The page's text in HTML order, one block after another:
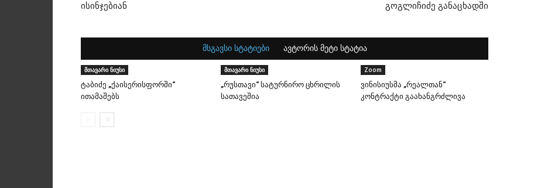
ისინჯებიან
გოგლიჩიძე განაცხადში
მსგავსი სტატიები ავტორის მეტი სტატია
მთავარი ნიუსი
ტაბიძე „ქაისერისფორში“
ითამაშებს
მთავარი ნიუსი
„რუსთავი“ სატურნირო ცხრილის
სათავეშია
Zoom
ვინისიუსმა „რეალთან“
კონტრაქტი გაახანგრძლივა